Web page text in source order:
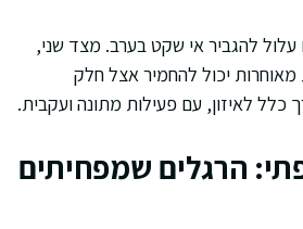
עלול להגביר אי שקט בערב. מצד שני,
מאוחרות יכול להחמיר אצל חלק
כלל לאיזון, עם פעילות מתונה ועקבית.
הרגלים שמפחיתים